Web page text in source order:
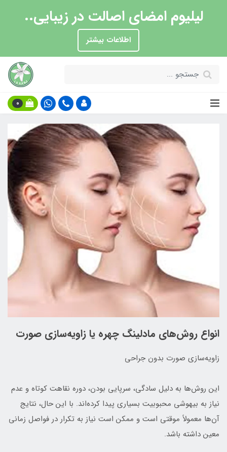
لیلیوم امضای اصالت در زیبایی..
اطلاعات بیشتر
0
انواع روش‌های مادلینگ چهره یا زاویه‌سازی صورت
زاویه‌سازی صورت بدون جراحی
این روش‌ها به دلیل سادگی، سرپایی بودن، دوره نقاهت کوتاه و عدم
نیاز به بیهوشی محبوبیت بسیاری پیدا کرده‌اند. با این حال، نتایج
آن‌ها معمولاً موقتی است و ممکن است نیاز به تکرار در فواصل زمانی
معین داشته باشد.